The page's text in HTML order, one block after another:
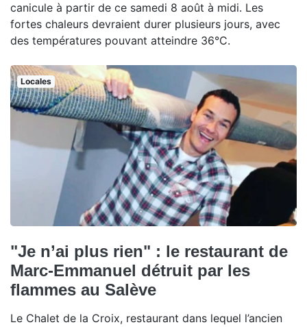
canicule à partir de ce samedi 8 août à midi. Les
fortes chaleurs devraient durer plusieurs jours, avec
des températures pouvant atteindre 36°C.
Locales
"Je n’ai plus rien" : le restaurant de
Marc-Emmanuel détruit par les
flammes au Salève
Le Chalet de la Croix, restaurant dans lequel l’ancien